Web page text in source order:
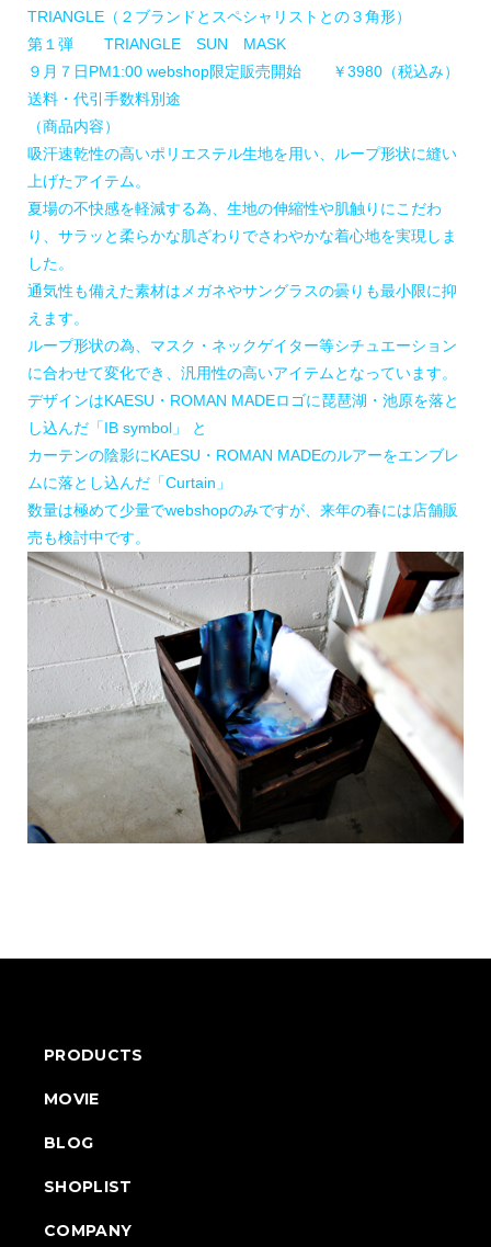
TRIANGLE（２ブランドとスペシャリストとの３角形）
第１弾 TRIANGLE SUN MASK
９月７日PM1:00 webshop限定販売開始 ￥3980（税込み）
送料・代引手数料別途
（商品内容）
吸汗速乾性の高いポリエステル生地を用い、ループ形状に縫い
上げたアイテム。
夏場の不快感を軽減する為、生地の伸縮性や肌触りにこだわ
り、サラッと柔らかな肌ざわりでさわやかな着心地を実現しま
した。
通気性も備えた素材はメガネやサングラスの曇りも最小限に抑
えます。
ループ形状の為、マスク・ネックゲイター等シチュエーション
に合わせて変化でき、汎用性の高いアイテムとなっています。
デザインはKAESU・ROMAN MADEロゴに琵琶湖・池原を落と
し込んだ「IB symbol」 と
カーテンの陰影にKAESU・ROMAN MADEのルアーをエンブレ
ムに落とし込んだ「Curtain」
数量は極めて少量でwebshopのみですが、来年の春には店舗販
売も検討中です。
PRODUCTS
MOVIE
BLOG
SHOPLIST
COMPANY